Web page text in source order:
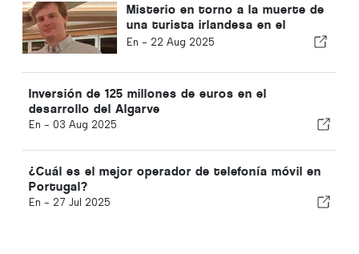
Misterio en torno a la muerte de
una turista irlandesa en el
Algarve
En - 22 Aug 2025
Inversión de 125 millones de euros en el
desarrollo del Algarve
En - 03 Aug 2025
¿Cuál es el mejor operador de telefonía móvil en
Portugal?
En - 27 Jul 2025